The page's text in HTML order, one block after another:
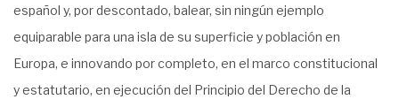
español y, por descontado, balear, sin ningún ejemplo
equiparable para una isla de su superficie y población en
Europa, e innovando por completo, en el marco constitucional
y estatutario, en ejecución del Principio del Derecho de la